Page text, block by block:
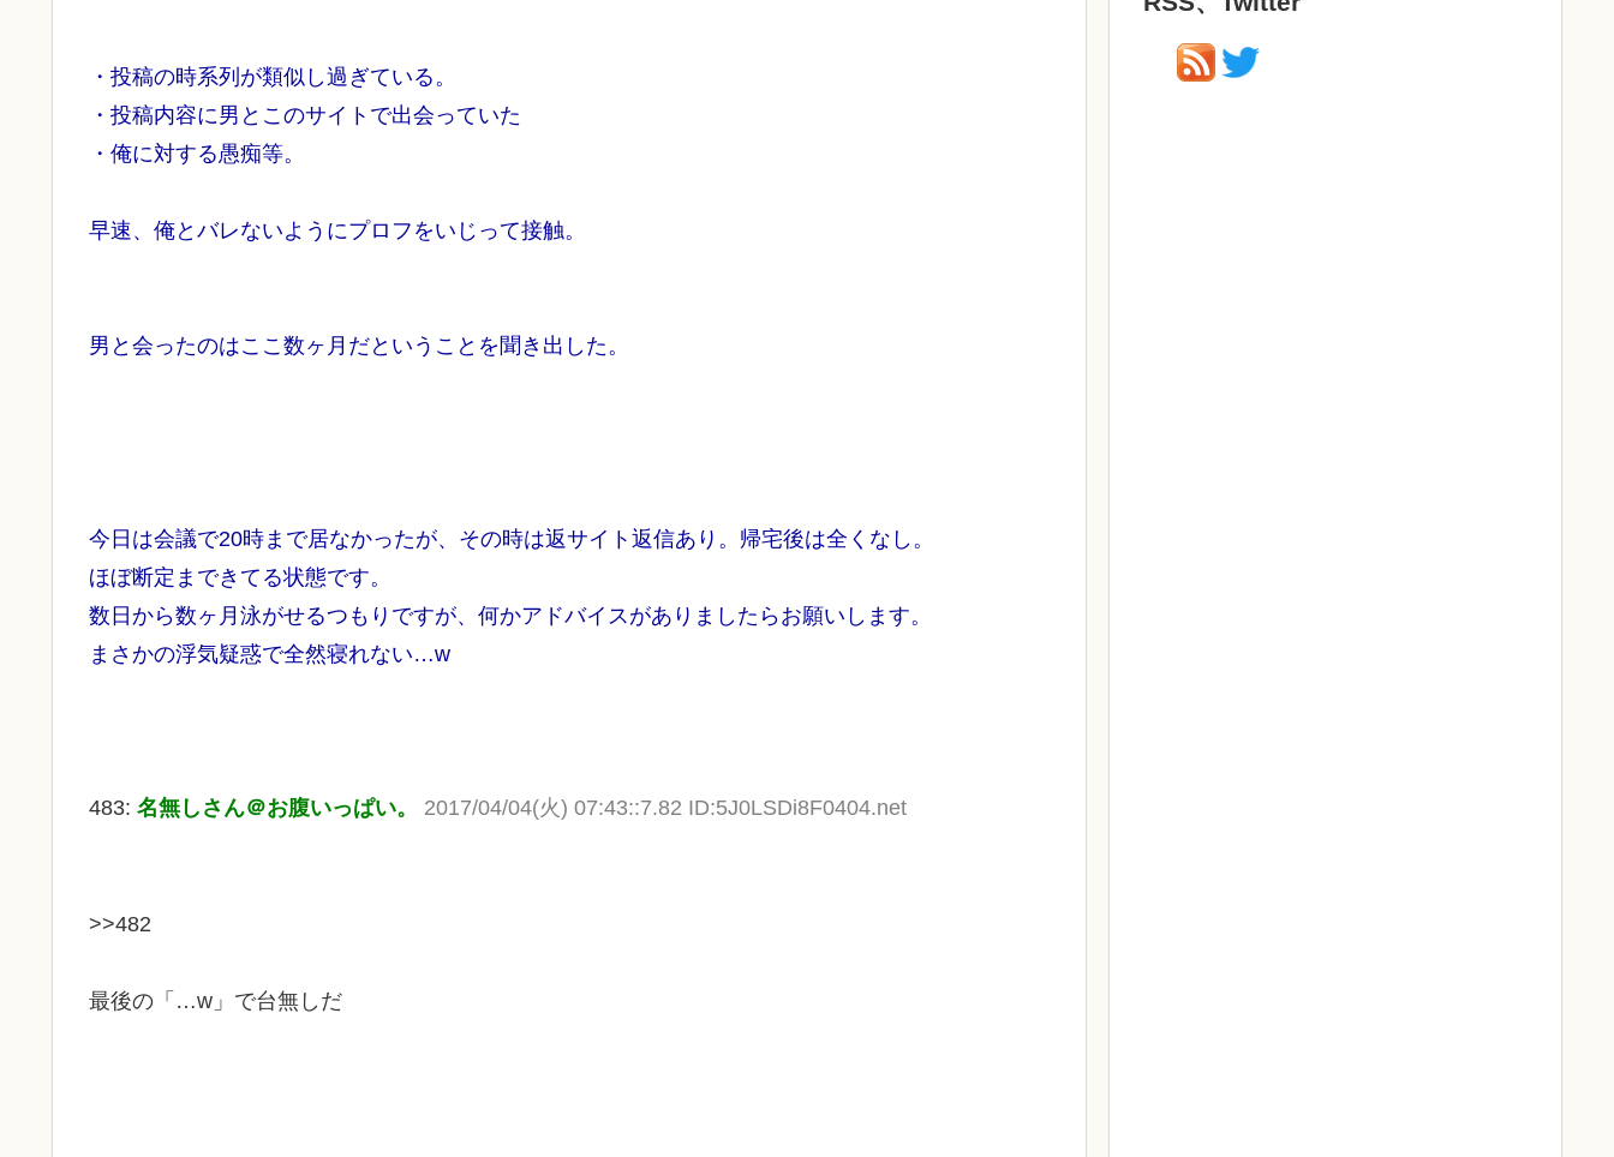
・投稿の時系列が類似し過ぎている。
・投稿内容に男とこのサイトで出会っていた
・俺に対する愚痴等。
早速、俺とバレないようにプロフをいじって接触。
男と会ったのはここ数ヶ月だということを聞き出した。
今日は会議で20時まで居なかったが、その時は返サイト返信あり。帰宅後は全くなし。
ほぼ断定まできてる状態です。
数日から数ヶ月泳がせるつもりですが、何かアドバイスがありましたらお願いします。
まさかの浮気疑惑で全然寝れない…w
483: 名無しさん＠お腹いっぱい。 2017/04/04(火) 07:43::7.82 ID:5J0LSDi8F0404.net
>>482
最後の「…w」で台無しだ